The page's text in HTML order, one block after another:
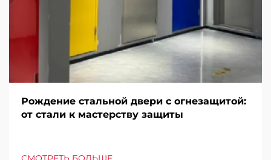
Рождение стальной двери с огнезащитой:
от стали к мастерству защиты